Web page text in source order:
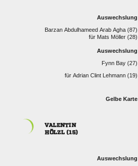
Auswechslung
    
für   
Auswechslung
  
für   
Gelbe Karte

 
Auswechslung